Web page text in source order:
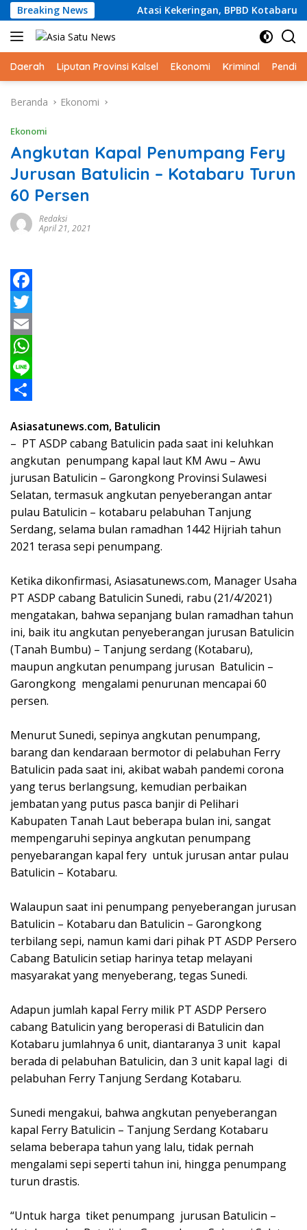
Langsung
ke
konten
Breaking News
Sejak SD Atasi Kekeringan, BPBD Kotabaru
Daerah Liputan Provinsi Kalsel Ekonomi Kriminal
Beranda Ekonomi
Ekonomi
Angkutan Kapal Penumpang Fery
Jurusan Batulicin – Kotabaru Turun
60 Persen
Redaksi
April 21, 2021
F
a
c
e
b
o
k
T
w
e
r
E
m
a
l
W
h
t
s
A
p
p
L
n
e
h
a
r
e
Asiasatunews.com, Batulicin
– PT ASDP cabang Batulicin pada saat ini keluhkan
angkutan penumpang kapal laut KM Awu – Awu
jurusan Batulicin – Garongkong Provinsi Sulawesi
Selatan, termasuk angkutan penyeberangan antar
pulau Batulicin – kotabaru pelabuhan Tanjung
Serdang, selama bulan ramadhan 1442 Hijriah tahun
2021 terasa sepi penumpang.
Ketika dikonfirmasi, Asiasatunews.com, Manager Usaha
PT ASDP cabang Batulicin Sunedi, rabu (21/4/2021)
mengatakan, bahwa sepanjang bulan ramadhan tahun
ini, baik itu angkutan penyeberangan jurusan Batulicin
(Tanah Bumbu) – Tanjung serdang (Kotabaru),
maupun angkutan penumpang jurusan Batulicin –
Garongkong mengalami penurunan mencapai 60
persen.
Menurut Sunedi, sepinya angkutan penumpang,
barang dan kendaraan bermotor di pelabuhan Ferry
Batulicin pada saat ini, akibat wabah pandemi corona
yang terus berlangsung, kemudian perbaikan
jembatan yang putus pasca banjir di Pelihari
Kabupaten Tanah Laut beberapa bulan ini, sangat
mempengaruhi sepinya angkutan penumpang
penyebarangan kapal fery untuk jurusan antar pulau
Batulicin – Kotabaru.
Walaupun saat ini penumpang penyeberangan jurusan
Batulicin – Kotabaru dan Batulicin – Garongkong
terbilang sepi, namun kami dari pihak PT ASDP Persero
Cabang Batulicin setiap harinya tetap melayani
masyarakat yang menyeberang, tegas Sunedi.
Adapun jumlah kapal Ferry milik PT ASDP Persero
cabang Batulicin yang beroperasi di Batulicin dan
Kotabaru jumlahnya 6 unit, diantaranya 3 unit kapal
berada di pelabuhan Batulicin, dan 3 unit kapal lagi di
pelabuhan Ferry Tanjung Serdang Kotabaru.
Sunedi mengakui, bahwa angkutan penyeberangan
kapal Ferry Batulicin – Tanjung Serdang Kotabaru
selama beberapa tahun yang lalu, tidak pernah
mengalami sepi seperti tahun ini, hingga penumpang
turun drastis.
“Untuk harga tiket penumpang jurusan Batulicin –